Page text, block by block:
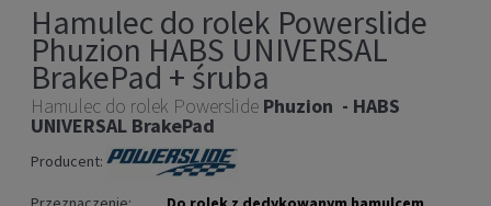
Hamulec do rolek Powerslide
Phuzion HABS UNIVERSAL
BrakePad + śruba
Hamulec do rolek Powerslide Phuzion - HABS
UNIVERSAL BrakePad
Producent: